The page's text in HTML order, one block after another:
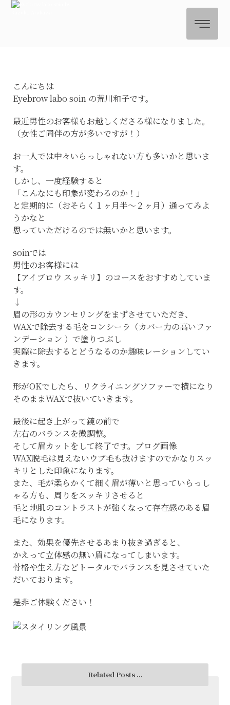
こんにちは
Eyebrow labo soin の荒川和子です。
最近男性のお客様もお越しくださる様になりました。
（女性ご同伴の方が多いですが！）
お一人では中々いらっしゃれない方も多いかと思いま
す。
しかし、一度経験すると
「こんなにも印象が変わるのか！」
と定期的に（おそらく１ヶ月半～２ヶ月）通ってみよ
うかなと
思っていただけるのでは無いかと思います。
soinでは
男性のお客様には
【アイブロウ スッキリ】のコースをおすすめしていま
す。
↓
眉の形のカウンセリングをまずさせていただき、
WAXで除去する毛をコンシーラ（カバー力の高いファ
ンデーション ）で塗りつぶし
実際に除去するとどうなるのか趣味レーションしてい
きます。
形がOKでしたら、リクライニングソファーで横になり
そのままWAXで抜いていきます。
最後に起き上がって鏡の前で
左右のバランスを微調整。
そして眉カットをして終了です。ブログ画像
WAX脱毛は見えないウブ毛も抜けますのでかなりスッ
キリとした印象になります。
また、毛が柔らかくて細く眉が薄いと思っていらっし
ゃる方も、周りをスッキリさせると
毛と地肌のコントラストが強くなって存在感のある眉
毛になります。
また、効果を優先させるあまり抜き過ぎると、
かえって立体感の無い眉になってしまいます。
骨格や生え方などトータルでバランスを見させていた
だいております。
是非ご体験ください！
Related Posts ...